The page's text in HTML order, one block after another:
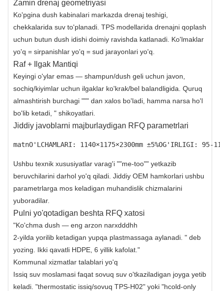
Zamin drenaj geometriyasi
Ko'pgina dush kabinalari markazda drenaj teshigi,
chekkalarida suv to'planadi. TPS modellarida drenajni qoplash
uchun butun dush idishi doimiy ravishda katlanadi. Ko'lmaklar
yo'q = sirpanishlar yo'q = sud jarayonlari yo'q.
Raf + Ilgak Mantiqi
Keyingi o'ylar emas — shampun/dush geli uchun javon,
sochiq/kiyimlar uchun ilgaklar ko'krak/bel balandligida. Quruq
almashtirish burchagi """ dan xalos bo'ladi, hamma narsa ho'l
bo'lib ketadi, " shikoyatlari.
Jiddiy javoblarni majburlaydigan RFQ parametrlari
matnO'LCHAMLARI: 1140×1175×2300mm
Ushbu texnik xususiyatlar varag'i ""me-too"" yetkazib
beruvchilarini darhol yo'q qiladi. Jiddiy OEM hamkorlari ushbu
parametrlarga mos keladigan muhandislik chizmalarini
yuboradilar.
Pulni yo'qotadigan beshta RFQ xatosi
"Ko'chma dush — eng arzon narxdddhh
2-yilda yorilib ketadigan yupqa plastmassaga aylanadi. " deb
yozing. Ikki qavatli HDPE, 6 yillik kafolat."
Kommunal xizmatlar talablari yo'q
Issiq suv moslamasi faqat sovuq suv o'tkaziladigan joyga yetib
keladi. "thermostatic issiq/sovuq TPS-H02" yoki "hcold-only